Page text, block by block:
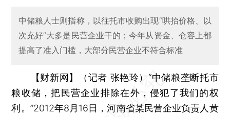
中储粮人士则指称，以往托市收购出现“哄抬价格、以
次充好”大多是民营企业干的；今年从资金、仓容上都
提高了准入门槛，大部分民营企业不符合标准
【财新网】（记者 张艳玲）“中储粮垄断托市
粮收储，把民营企业排除在外，侵犯了我们的权
利。”2012年8月16日，河南省某民营企业负责人黄